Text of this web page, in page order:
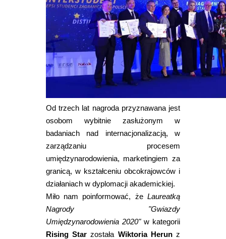
Od trzech lat nagroda przyznawana jest
osobom wybitnie zasłużonym w
badaniach nad internacjonalizacją, w
zarządzaniu procesem
umiędzynarodowienia, marketingiem za
granicą, w kształceniu obcokrajowców i
działaniach w dyplomacji akademickiej.
Miło nam poinformować, żeLaureatką
Nagrody "Gwiazdy
Umiędzynarodowienia 2020"w kategorii
Rising Starzostała Wiktoria Herunz